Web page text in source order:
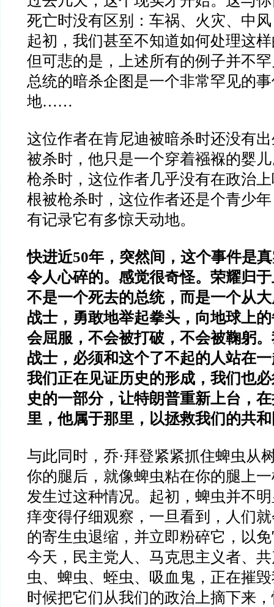
死亡时没有区别：车祸、火灾、中
起初，我们甚至不知道如何处理这
但可悲的是，上述所有的例子并不
总统的暗杀企图是一个非常罕见的
地……
这位作者在肯尼迪被暗杀时还没有
被杀时，他只是一个穿着襁褓的婴
枪杀时，这位作者几乎没有在政治
根被枪杀时，这位作者还是个青少
有记录它有多惊天动地。
快进近50年，突然间，这个事件是
令人心碎的。感觉很奇怪。荣耀归
不是一个死去的总统，而是一个从
战士，勇敢地举起拳头，向地球上
会屈服，不会被打破，不会被鞠躬
战士，必须和这个了不起的人站在
我们正在见证历史的形成，我们也
史的一部分，让特朗普重新上台，
里，他属于那里，以拯救我们的共
与此同时，乔·拜登紧紧抓住蜱虫从
你的腿后，就像蜱虫粘在你的腿上
发生过这种情况。起初，蜱虫并不
痒变得仔细观察，一旦看到，人们
的寄生虫退缩，并立即粉碎它，以
今天，民主党人、马克思主义者、
虫、蜱虫、蛭虫、吸血鬼，正在摧
时候把它们从我们的政治上摘下来